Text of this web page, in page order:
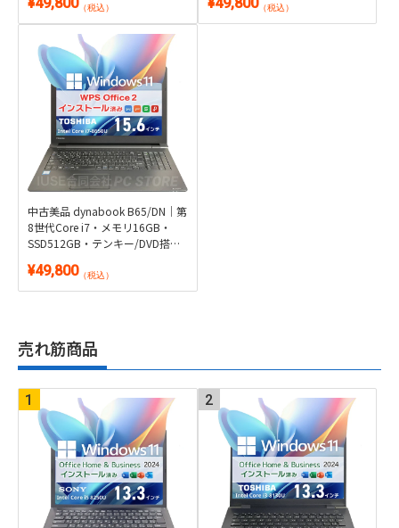
中古美品 HP ProOne 600 G4｜
21.5型一体型・6コアCore i5・メ
モリ16GB・SSD512GB・DVD/カ
メラ内蔵｜Windows 11・WPS
Office 2付き
¥49,800（税込）
中古美品 dynabook B65/DN｜第
8世代Core i7・メモリ16GB・
SSD512GB・テンキー/DVD搭載
｜Windows 11・WPS Office 2付
き
¥49,800 （税込）
売れ筋商品